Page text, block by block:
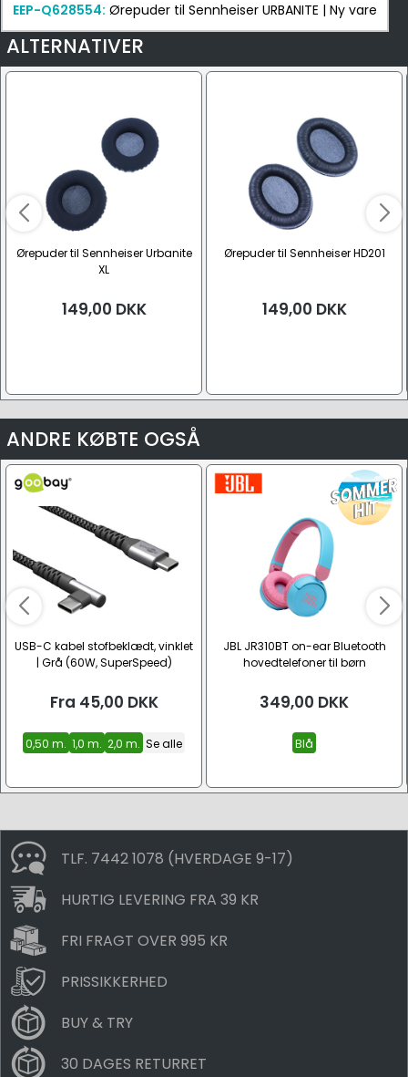
EEP-Q628554: Ørepuder til Sennheiser URBANITE | Ny vare
ALTERNATIVER
Ørepuder til Sennheiser Urbanite
XL
149,00 DKK
Ørepuder til Sennheiser HD201
149,00 DKK
ANDRE KØBTE OGSÅ
USB-C kabel stofbeklædt, vinklet
| Grå (60W, SuperSpeed)
Fra 45,00 DKK
0,50 m. 1,0 m. 2,0 m. Se alle
JBL JR310BT on-ear Bluetooth
hovedtelefoner til børn
349,00 DKK
Blå
TLF. 7442 1078 (HVERDAGE 9-17)
HURTIG LEVERING FRA 39 KR
FRI FRAGT OVER 995 KR
PRISSIKKERHED
BUY & TRY
30 DAGES RETURRET